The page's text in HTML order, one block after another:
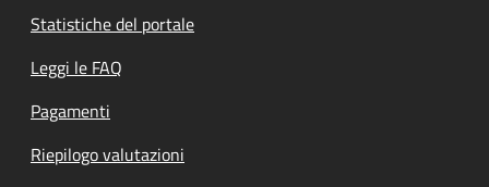
Statistiche del portale
Leggi le FAQ
Pagamenti
Riepilogo valutazioni